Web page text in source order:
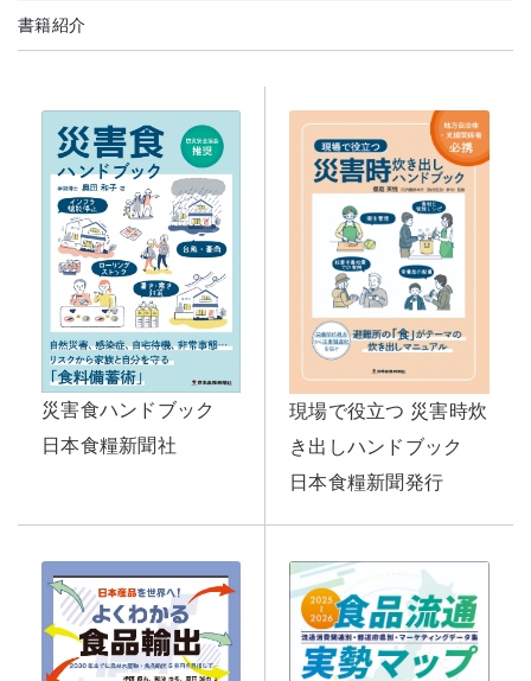
書籍紹介
災害食ハンドブック
日本食糧新聞社
現場で役立つ 災害時炊
き出しハンドブック
日本食糧新聞発行